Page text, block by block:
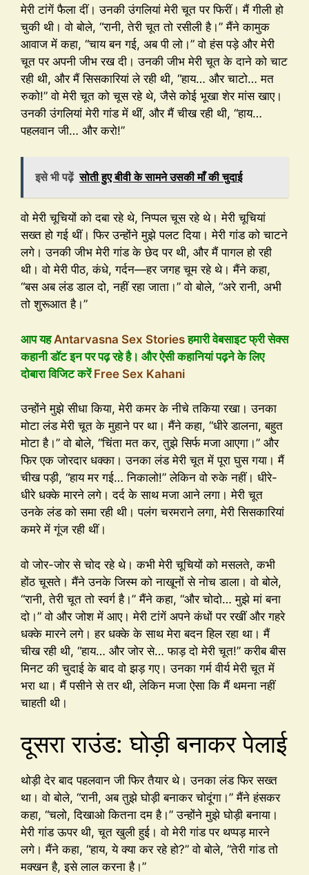
मेरी टांगें फैला दीं। उनकी उंगलियां मेरी चूत पर फिरीं। मैं गीली हो
चुकी थी। वो बोले, “रानी, तेरी चूत तो रसीली है।” मैंने कामुक
आवाज में कहा, “चाय बन गई, अब पी लो।” वो हंस पड़े और मेरी
चूत पर अपनी जीभ रख दी। उनकी जीभ मेरी चूत के दाने को चाट
रही थी, और मैं सिसकारियां ले रही थी, “हाय… और चाटो… मत
रुको!” वो मेरी चूत को चूस रहे थे, जैसे कोई भूखा शेर मांस खाए।
उनकी उंगलियां मेरी गांड में थीं, और मैं चीख रही थी, “हाय…
पहलवान जी… और करो!”
इसे भी पढ़ें सोती हुए बीवी के सामने उसकी माँ की चुदाई
वो मेरी चूचियों को दबा रहे थे, निप्पल चूस रहे थे। मेरी चूचियां
सख्त हो गई थीं। फिर उन्होंने मुझे पलट दिया। मेरी गांड को चाटने
लगे। उनकी जीभ मेरी गांड के छेद पर थी, और मैं पागल हो रही
थी। वो मेरी पीठ, कंधे, गर्दन—हर जगह चूम रहे थे। मैंने कहा,
“बस अब लंड डाल दो, नहीं रहा जाता।” वो बोले, “अरे रानी, अभी
तो शुरूआत है।”
आप यहAntarvasna Sex Storiesहमारी वेबसाइट फ्री सेक्स
कहानी डॉट इन पर पढ़ रहे है। और ऐसी कहानियां पढ़ने के लिए
दोबारा विजिट करेंFree Sex Kahani
उन्होंने मुझे सीधा किया, मेरी कमर के नीचे तकिया रखा। उनका
मोटा लंड मेरी चूत के मुहाने पर था। मैंने कहा, “धीरे डालना, बहुत
मोटा है।” वो बोले, “चिंता मत कर, तुझे सिर्फ मजा आएगा।” और
फिर एक जोरदार धक्का। उनका लंड मेरी चूत में पूरा घुस गया। मैं
चीख पड़ी, “हाय मर गई… निकालो!” लेकिन वो रुके नहीं। धीरे-
धीरे धक्के मारने लगे। दर्द के साथ मजा आने लगा। मेरी चूत
उनके लंड को समा रही थी। पलंग चरमराने लगा, मेरी सिसकारियां
कमरे में गूंज रही थीं।
वो जोर-जोर से चोद रहे थे। कभी मेरी चूचियों को मसलते, कभी
होंठ चूसते। मैंने उनके जिस्म को नाखूनों से नोच डाला। वो बोले,
“रानी, तेरी चूत तो स्वर्ग है।” मैंने कहा, “और चोदो… मुझे मां बना
दो।” वो और जोश में आए। मेरी टांगें अपने कंधों पर रखीं और गहरे
धक्के मारने लगे। हर धक्के के साथ मेरा बदन हिल रहा था। मैं
चीख रही थी, “हाय… और जोर से… फाड़ दो मेरी चूत!” करीब बीस
मिनट की चुदाई के बाद वो झड़ गए। उनका गर्म वीर्य मेरी चूत में
भरा था। मैं पसीने से तर थी, लेकिन मजा ऐसा कि मैं थमना नहीं
चाहती थी।
दूसरा राउंड: घोड़ी बनाकर पेलाई
थोड़ी देर बाद पहलवान जी फिर तैयार थे। उनका लंड फिर सख्त
था। वो बोले, “रानी, अब तुझे घोड़ी बनाकर चोदूंगा।” मैंने हंसकर
कहा, “चलो, दिखाओ कितना दम है।” उन्होंने मुझे घोड़ी बनाया।
मेरी गांड ऊपर थी, चूत खुली हुई। वो मेरी गांड पर थप्पड़ मारने
लगे। मैंने कहा, “हाय, ये क्या कर रहे हो?” वो बोले, “तेरी गांड तो
मक्खन है, इसे लाल करना है।”